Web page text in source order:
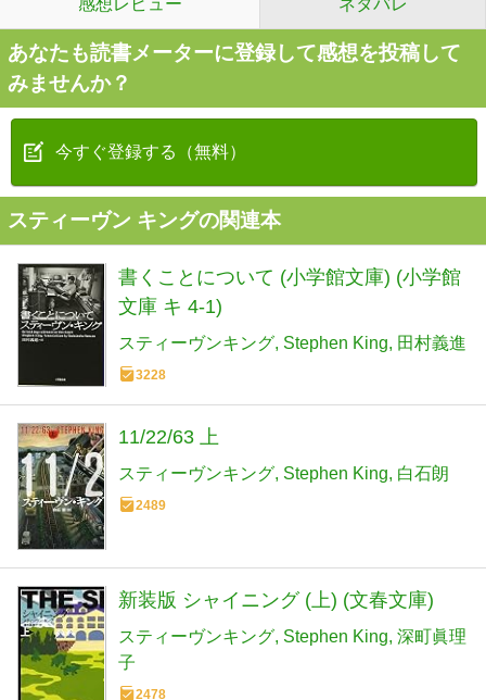
感想レビュー ネタバレ
あなたも読書メーターに登録して感想を投稿して
みませんか？
今すぐ登録する（無料）
スティーヴン キングの関連本
書くことについて (小学館文庫) (小学館
文庫 キ 4-1)
スティーヴンキング Stephen King 田村義進
3228
11/22/63 上
スティーヴンキング Stephen King 白石朗
2489
新装版 シャイニング (上) (文春文庫)
スティーヴンキング Stephen King 深町眞理
子
2478